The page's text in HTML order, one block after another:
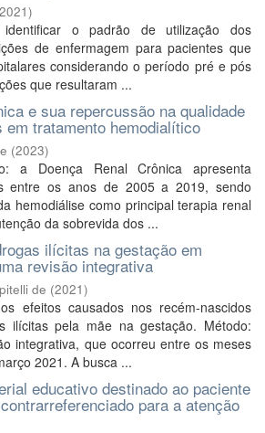
2021)
o padrão de utilização dos
de enfermagem para pacientes que
considerando o período pré e pós
que resultaram ...
e sua repercussão na qualidade
em tratamento hemodialítico
(2023)
a Doença Renal Crônica apresenta
entre os anos de 2005 a 2019, sendo
hemodiálise como principal terapia renal
da sobrevida dos ...
ilícitas na gestação em
revisão integrativa
de (2021)
efeitos causados nos recém-nascidos
ilícitas pela mãe na gestação. Método:
integrativa, que ocorreu entre os meses
2021. A busca ...
educativo destinado ao paciente
para a atenção